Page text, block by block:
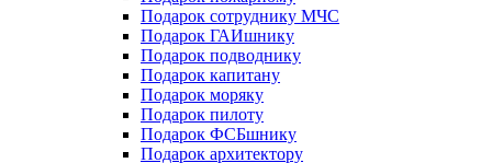
Подарок сотруднику МЧС
Подарок ГАИшнику
Подарок подводнику
Подарок капитану
Подарок моряку
Подарок пилоту
Подарок ФСБшнику
Подарок архитектору